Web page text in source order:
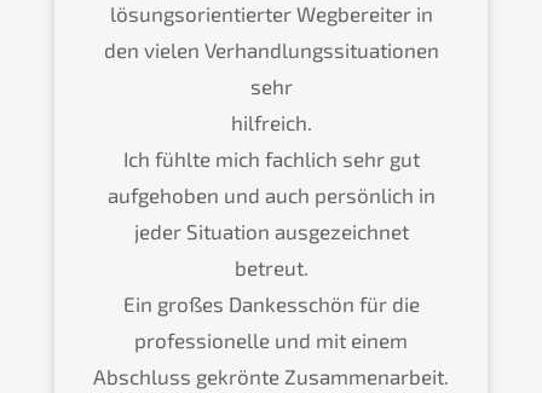
lösungsorientierter Wegbereiter in
den vielen Verhandlungssituationen
sehr
hilfreich.
Ich fühlte mich fachlich sehr gut
aufgehoben und auch persönlich in
jeder Situation ausgezeichnet
betreut.
Ein großes Dankesschön für die
professionelle und mit einem
Abschluss gekrönte Zusammenarbeit.